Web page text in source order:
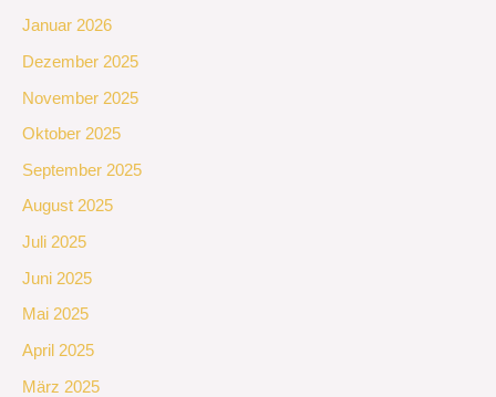
Januar 2026
Dezember 2025
November 2025
Oktober 2025
September 2025
August 2025
Juli 2025
Juni 2025
Mai 2025
April 2025
März 2025